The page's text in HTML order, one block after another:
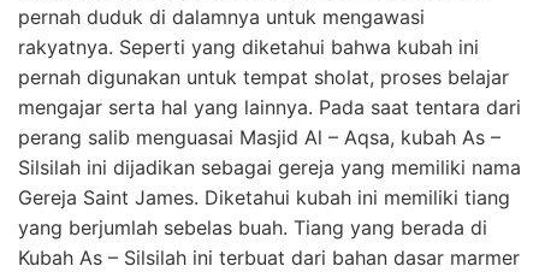
pernah duduk di dalamnya untuk mengawasi
rakyatnya. Seperti yang diketahui bahwa kubah ini
pernah digunakan untuk tempat sholat, proses belajar
mengajar serta hal yang lainnya. Pada saat tentara dari
perang salib menguasai Masjid Al – Aqsa, kubah As –
Silsilah ini dijadikan sebagai gereja yang memiliki nama
Gereja Saint James. Diketahui kubah ini memiliki tiang
yang berjumlah sebelas buah. Tiang yang berada di
Kubah As – Silsilah ini terbuat dari bahan dasar marmer